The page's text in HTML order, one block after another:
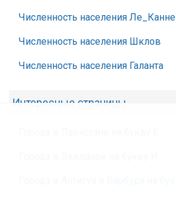
Численность населения Ле_Канне
Численность населения Шклов
Численность населения Галанта
Интересные страницы